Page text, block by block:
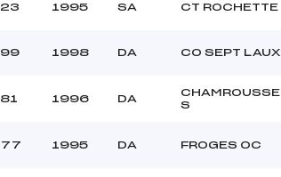
1995 SA CT ROCHETTE
1998 DA CO SEPT LAUX
1996 DA
CHAMROUSSE
S
1995 DA FROGES OC